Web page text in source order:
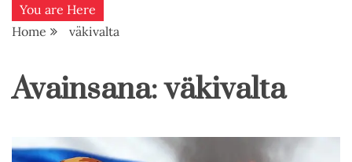
You are Here
Home
väkivalta
Avainsana:väkivalta